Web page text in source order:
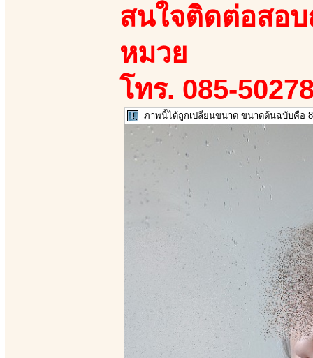
สนใจติดต่อสอบ
หมวย
โทร. 085-
ภาพนี้ได้ถูกเปลี่ยนขนาด ขนาดต้นฉบับคือ